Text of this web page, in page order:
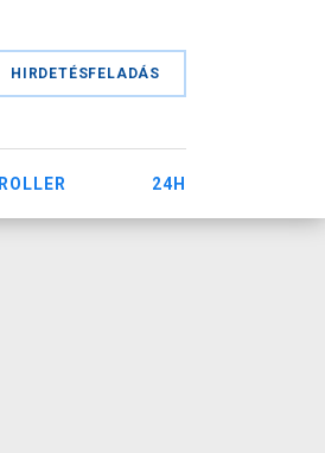
HIRDETÉSFELADÁS
ROLLER 24H